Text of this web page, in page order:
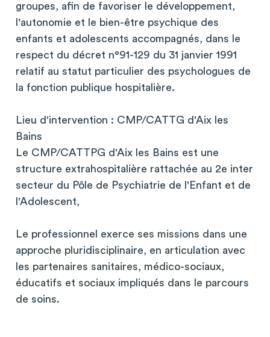
groupes, afin de favoriser le développement,
l'autonomie et le bien-être psychique des
enfants et adolescents accompagnés, dans le
respect du décret n°91-129 du 31 janvier 1991
relatif au statut particulier des psychologues de
la fonction publique hospitalière.
Lieu d'intervention : CMP/CATTG d'Aix les
Bains
Le CMP/CATTPG d'Aix les Bains est une
structure extrahospitalière rattachée au 2e inter
secteur du Pôle de Psychiatrie de l'Enfant et de
l'Adolescent,
Le professionnel exerce ses missions dans une
approche pluridisciplinaire, en articulation avec
les partenaires sanitaires, médico-sociaux,
éducatifs et sociaux impliqués dans le parcours
de soins.